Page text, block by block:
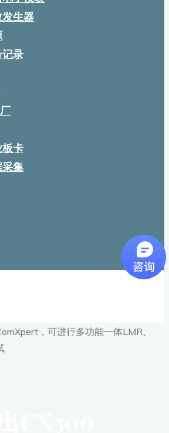
发生器
录
卡
集